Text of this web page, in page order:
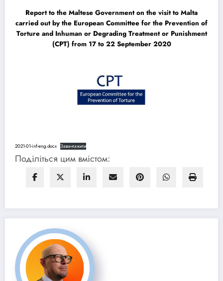
Report to the Maltese Government on the visit to Malta
carried out by the European Committee for the Prevention of
Torture and Inhuman or Degrading Treatment or Punishment
(CPT) from 17 to 22 September 2020
2021-01-inf-eng.docx Завантажити
Поділіться цим вмістом: